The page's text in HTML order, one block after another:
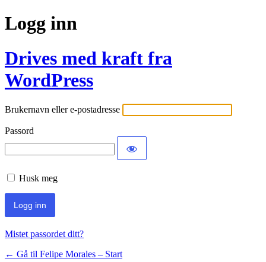
Logg inn
Drives med kraft fra
WordPress
Brukernavn eller e-postadresse
Passord
Husk meg
Mistet passordet ditt?
← Gå til Felipe Morales – Start